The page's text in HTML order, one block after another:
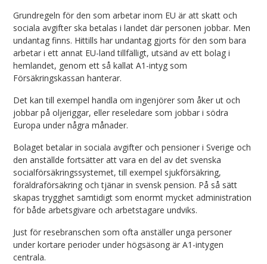
Grundregeln för den som arbetar inom EU är att skatt och
sociala avgifter ska betalas i landet där personen jobbar. Men
undantag finns. Hittills har undantag gjorts för den som bara
arbetar i ett annat EU-land tillfälligt, utsänd av ett bolag i
hemlandet, genom ett så kallat A1-intyg som
Försäkringskassan hanterar.
Det kan till exempel handla om ingenjörer som åker ut och
jobbar på oljeriggar, eller reseledare som jobbar i södra
Europa under några månader.
Bolaget betalar in sociala avgifter och pensioner i Sverige och
den anställde fortsätter att vara en del av det svenska
socialförsäkringssystemet, till exempel sjukförsäkring,
föräldraförsäkring och tjänar in svensk pension. På så sätt
skapas trygghet samtidigt som enormt mycket administration
för både arbetsgivare och arbetstagare undviks.
Just för resebranschen som ofta anställer unga personer
under kortare perioder under högsäsong är A1-intygen
centrala.